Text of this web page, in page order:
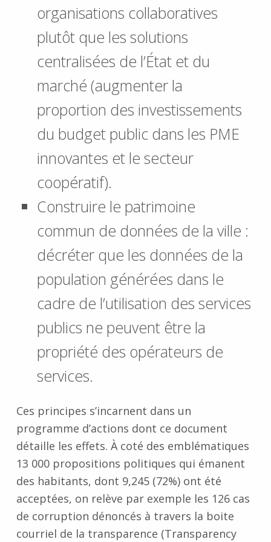
organisations collaboratives
plutôt que les solutions
centralisées de l’État et du
marché (augmenter la
proportion des investissements
du budget public dans les PME
innovantes et le secteur
coopératif).
Construire le patrimoine
commun de données de la ville :
décréter que les données de la
population générées dans le
cadre de l’utilisation des services
publics ne peuvent être la
propriété des opérateurs de
services.
Ces principes s’incarnent dans un
programme d’actions dont ce document
détaille les effets. À coté des emblématiques
13 000 propositions politiques qui émanent
des habitants, dont 9,245 (72%) ont été
acceptées, on relève par exemple les 126 cas
de corruption dénoncés à travers la boite
courriel de la transparence (Transparency